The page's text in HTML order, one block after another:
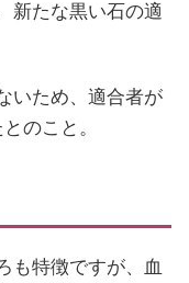
新たな黒い石の適
いため、適合者が
のこと。
も特徴ですが、血